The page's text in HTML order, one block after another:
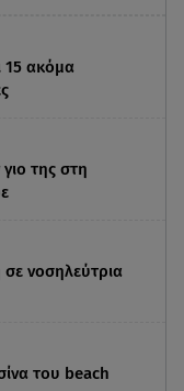
15 ακόμα
της στη
νοσηλεύτρια
του beach